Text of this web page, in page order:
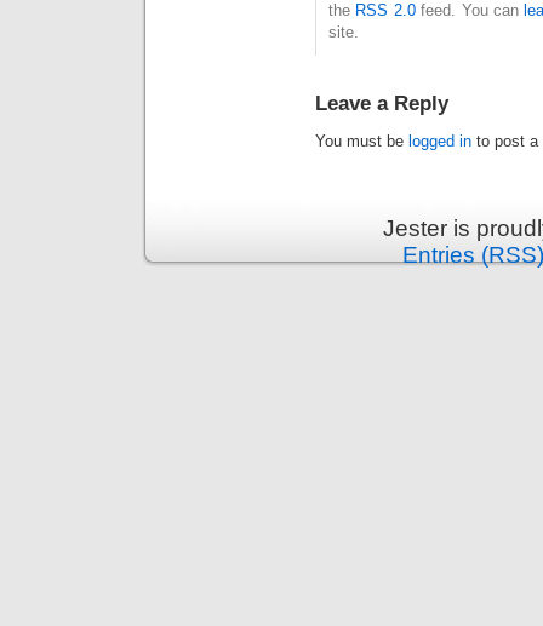
the RSS 2.0feed. You can
site.
Leave a Reply
You must be logged in to post a
Jester is
Entries (RSS)